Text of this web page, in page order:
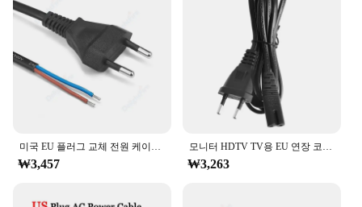
미국 EU 플러그 교체 전원 케이블, 전기 와이어 유로 전원 익스텐션 코드, 램프 베이스 전원 공급 장치 소켓용, 0.5m, 1.5m, 3m, 220V
₩3,457
모니터 HDTV TV용 EU 연장 코드 2 갈래 벽 전원 케이블에 대한 짧은 C7
₩3,263